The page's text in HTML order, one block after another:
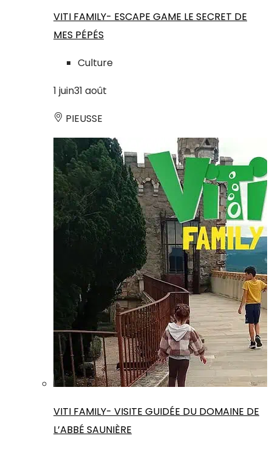
VITI FAMILY- ESCAPE GAME LE SECRET DE
MES PÉPÉS
Culture
1 juin31 août
PIEUSSE
VITI FAMILY- VISITE GUIDÉE DU DOMAINE DE
L’ABBÉ SAUNIÈRE